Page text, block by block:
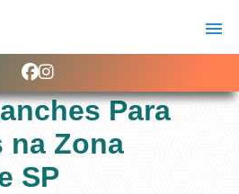
Para
na Zona
SP